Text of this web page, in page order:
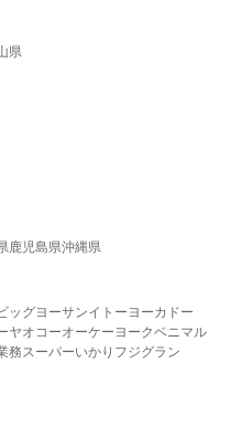
県
鹿児島県沖縄県
ッグヨーサンイトーヨーカドー
ヤオコーオーケー ヨークベニマル
務スーパーいかり フジグラン